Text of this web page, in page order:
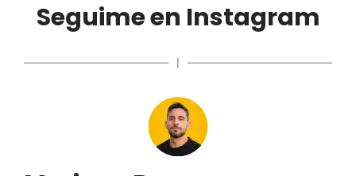
Seguime en Instagram
|